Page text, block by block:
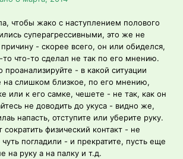
чтобы жако с наступлением полового
суперагрессивными, это же не
- скорее всего, он или обиделся,
то что-то сделал не так по его мнению.
- в какой ситуации
на слишком близкое, по его мнению,
или к его самке, чешете - не так, как он
не доводить до укуса - видно же,
напасть, отступите или уберите руку.
физический контакт - не
погладили - и прекратите, пусть еще
на руку а на палку и т.д.